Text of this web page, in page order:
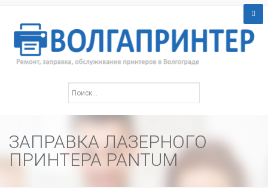
ЗАПРАВКА ЛАЗЕРНОГО
ПРИНТЕРА PANTUM